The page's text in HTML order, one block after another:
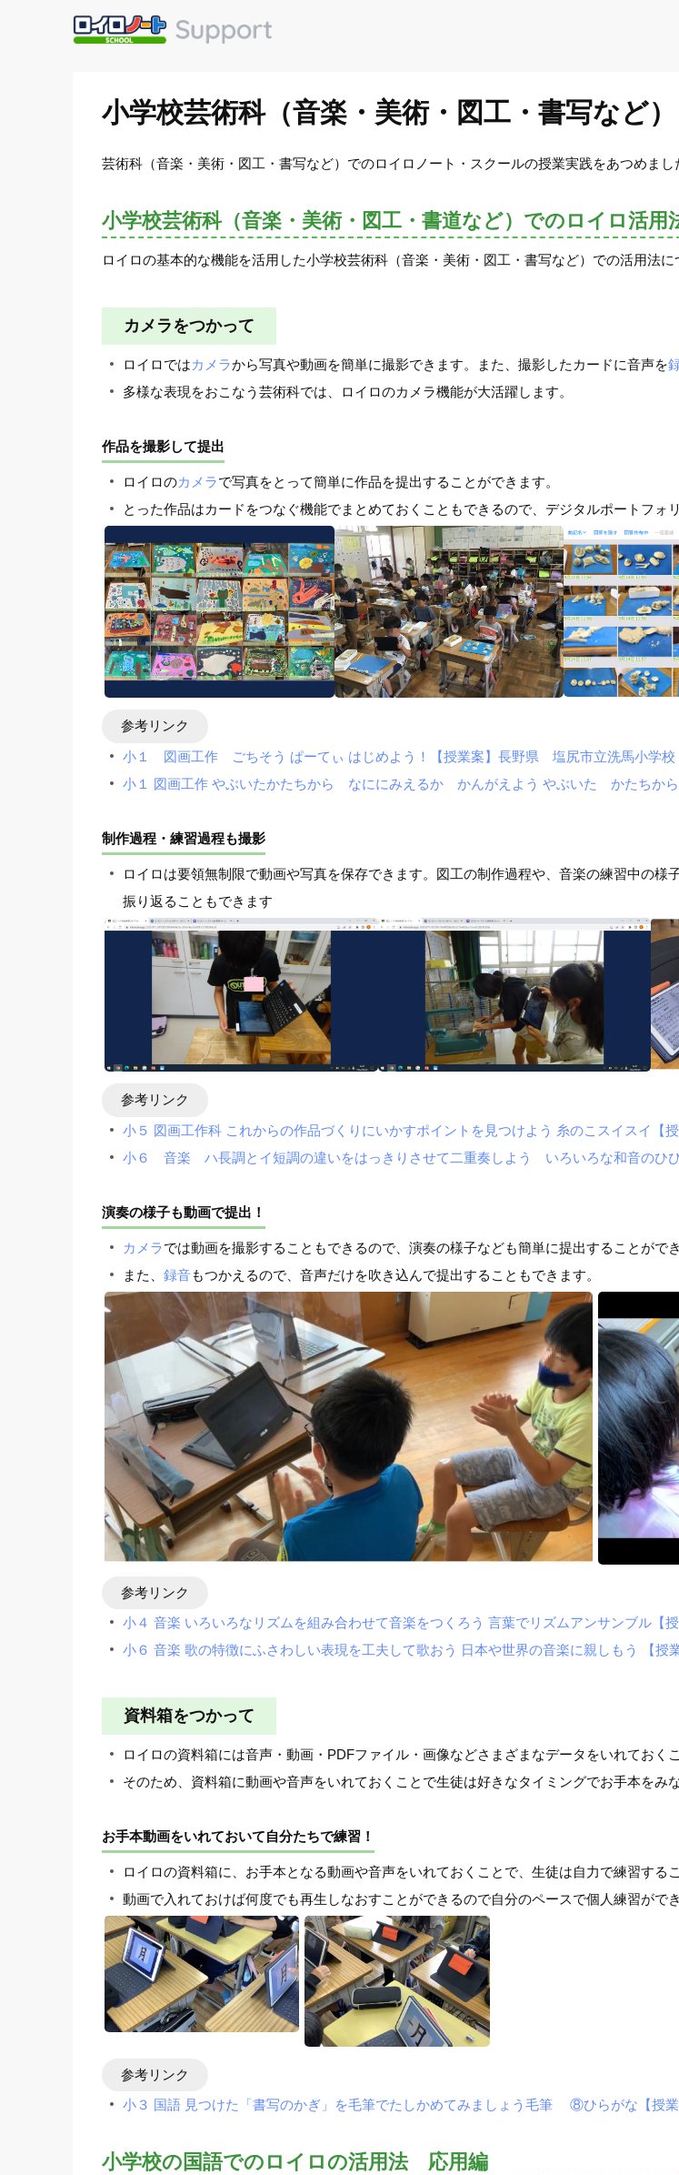
小学校芸術科（音楽・美術・図工・書写など
芸術科（音楽・美術・図工・書写など）でのロイロノート・スクールの授業実践をあつめまし
小学校芸術科（音楽・美術・図工・書道など）でのロイロ活
ロイロの基本的な機能を活用した小学校芸術科（音楽・美術・図工・書写など）での活用法に
カメラをつかって
ロイロではカメラから写真や動画を簡単に撮影できます。また、撮影したカードに音声を
多様な表現をおこなう芸術科では、ロイロのカメラ機能が大活躍します。
作品を撮影して提出
ロイロのカメラで写真をとって簡単に作品を提出することができます。
とった作品はカードをつなぐ機能でまとめておくこともできるので、デジタルポートフォ
参考リンク
小１ 図画工作 ごちそう ぱーてぃ はじめよう！【授業案】長野県 塩尻市立洗馬小学
小１ 図画工作 やぶいたかたちから なににみえるか かんがえよう やぶいた かたちか
制作過程・練習過程も撮影
ロイロは要領無制限で動画や写真を保存できます。図工の制作過程や、音楽の練習中の
振り返ることもできます
参考リンク
小５ 図画工作科 これからの作品づくりにいかすポイントを見つけよう 糸のこスイスイ
小６ 音楽 ハ長調とイ短調の違いをはっきりさせて二重奏しよう いろいろな和音のひ
演奏の様子も動画で提出！
カメラでは動画を撮影することもできるので、演奏の様子なども簡単に提出することができ
また、 録音もつかえるので、音声だけを吹き込んで提出することもできます。
参考リンク
小４ 音楽 いろいろなリズムを組み合わせて音楽をつくろう 言葉でリズムアンサンブル
小６ 音楽 歌の特徴にふさわしい表現を工夫して歌おう 日本や世界の音楽に親しもう 【
資料箱をつかって
ロイロの資料箱には音声・動画・PDFファイル・画像などさまざまなデータをいれておく
そのため、資料箱に動画や音声をいれておくことで生徒は好きなタイミングでお手本をみ
お手本動画をいれておいて自分たちで練習！
ロイロの資料箱に、お手本となる動画や音声をいれておくことで、生徒は自力で練習する
動画で入れておけば何度でも再生しなおすことができるので自分のペースで個人練習ができ
参考リンク
小３ 国語 見つけた「書写のかぎ」を毛筆でたしかめてみましょう毛筆 ⑧ひらがな【授
小学校の国語でのロイロの活用法 応用編